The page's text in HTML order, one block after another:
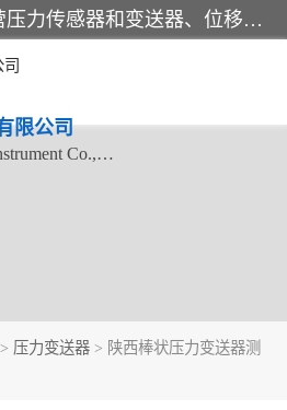
是集开发、生产和经营压力传感器和变送器、位移传感器和变送器、流量传感器和变送器、称重传感器和变送器、测力传感器和变送器、温湿度传感器和变送器、扭矩传感器、智能数显控制仪表等产品的化高新技术企业。
限公司
Xi'an shenghongchuang Instrument Co., Ltd
> 压力变送器 > 陕西棒状压力变送器测